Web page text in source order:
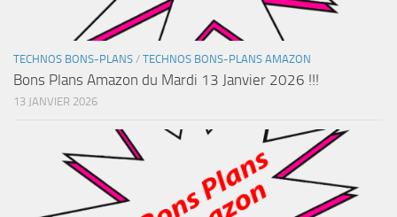
TECHNOS BONS-PLANS / TECHNOS BONS-PLANS AMAZON
Bons Plans Amazon du Mardi 13 Janvier 2026 !!!
13 JANVIER 2026